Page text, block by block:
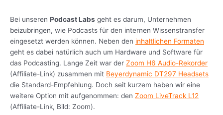
Bei unseren Podcast Labs geht es darum, Unternehmen
beizubringen, wie Podcasts für den internen Wissenstransfer
eingesetzt werden können. Neben den inhaltlichen Formaten
geht es dabei natürlich auch um Hardware und Software für
das Podcasting. Lange Zeit war der Zoom H6 Audio-Rekorder
(Affiliate-Link) zusammen mit Beyerdynamic DT297 Headsets
die Standard-Empfehlung. Doch seit kurzem haben wir eine
weitere Option mit aufgenommen: den Zoom LiveTrack L12
(Affiliate-Link, Bild: Zoom).